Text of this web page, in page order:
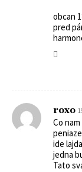
obcan
pred
roxo
Co
ide
jedna
Tato